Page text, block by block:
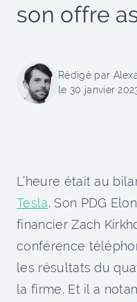
son offre
Rédigé par
le 30 janvier
L’heure était au
Tesla. Son PDG
financier Zach
conférence
les résultats du
la firme. Et il a